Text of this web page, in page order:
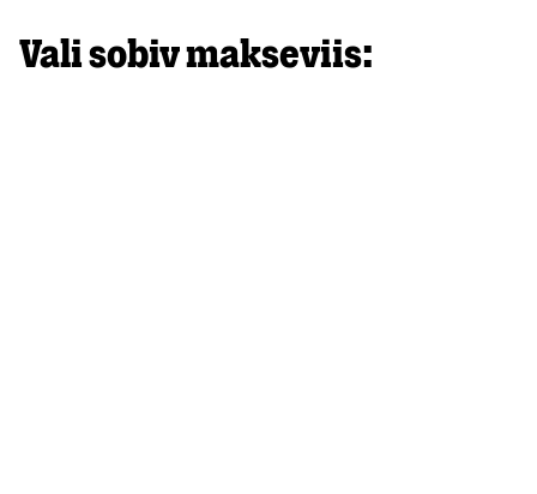
Vali sobiv makseviis: